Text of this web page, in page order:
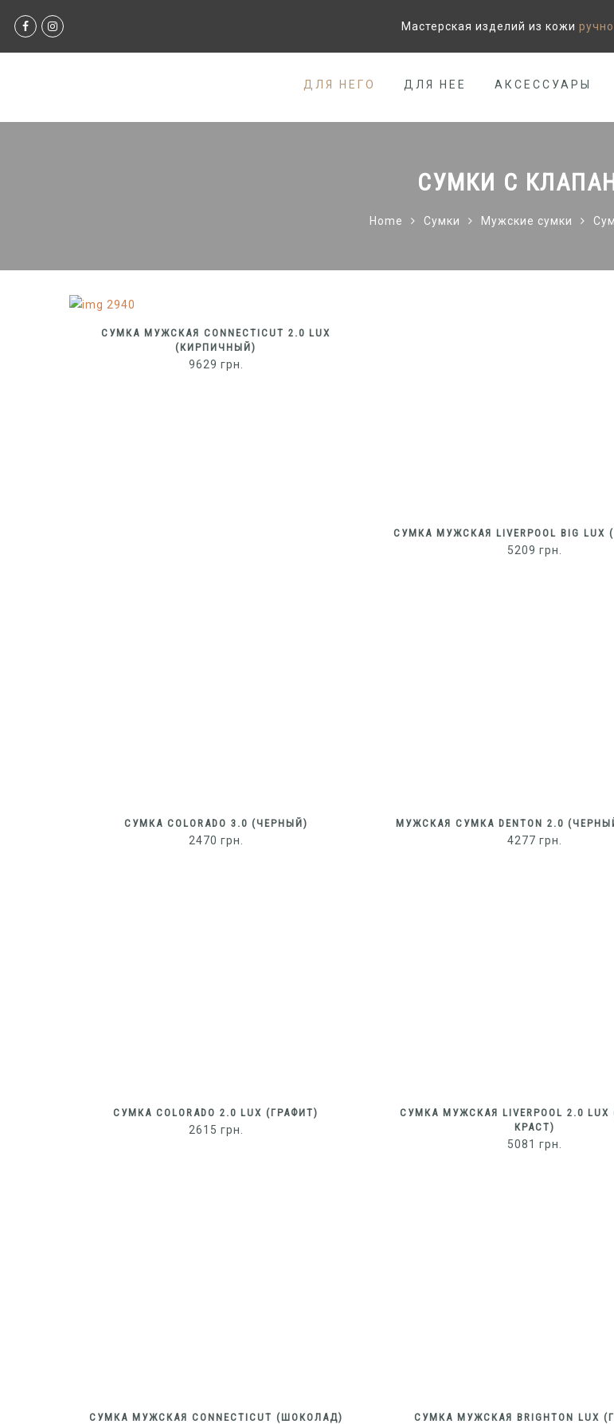
Мастерская изделий из кожи
ДЛЯ НЕГО ДЛЯ НЕЕ АКСЕССУАРЫ
СУМКИ С
Home Сумки Мужские сумки
СУМКА МУЖСКАЯ CONNECTICUT 2.0 LUX
(КИРПИЧНЫЙ)
9629 грн.
СУМКА МУЖСКАЯ LIVERPOOL BIG
5209грн.
СУМКА COLORADO 3.0 (ЧЕРНЫЙ)
2470 грн.
МУЖСКАЯ СУМКА DENTON 2.0
4277грн.
СУМКА COLORADO 2.0 LUX (ГРАФИТ)
2615 грн.
СУМКА МУЖСКАЯ LIVERPOOL 2.0
КРАСТ)
5081грн.
СУМКА МУЖСКАЯ CONNECTICUT (ШОКОЛАД) СУМКА МУЖСКАЯ BRIGHTON LUX